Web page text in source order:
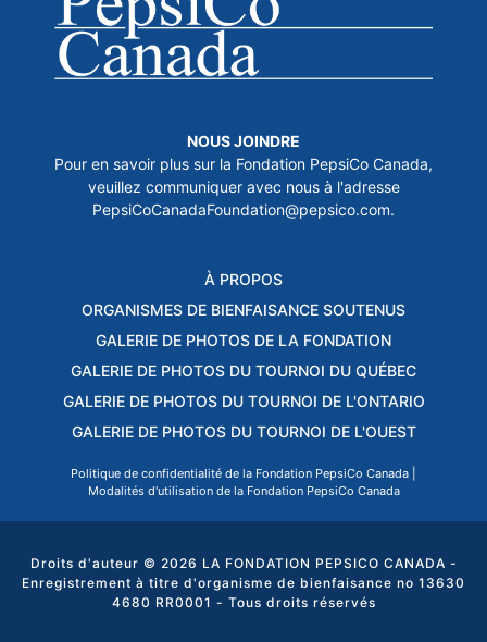
NOUS JOINDRE
Pour en savoir plus sur la Fondation PepsiCo Canada,
veuillez communiquer avec nous à l'adresse
PepsiCoCanadaFoundation@pepsico.com.
À PROPOS
ORGANISMES DE BIENFAISANCE SOUTENUS
GALERIE DE PHOTOS DE LA FONDATION
GALERIE DE PHOTOS DU TOURNOI DU QUÉBEC
GALERIE DE PHOTOS DU TOURNOI DE L'ONTARIO
GALERIE DE PHOTOS DU TOURNOI DE L'OUEST
Politique de confidentialité de la Fondation PepsiCo Canada
Modalités d'utilisation de la Fondation PepsiCo Canada
Droits d'auteur © 2026 LA FONDATION PEPSICO CANADA -
Enregistrement à titre d'organisme de bienfaisance no 13630
4680 RR0001 - Tous droits réservés